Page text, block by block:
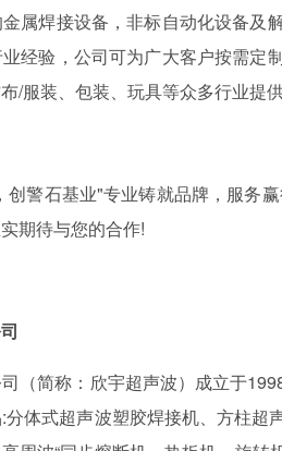
属焊接设备，非标自动化设备及
经验，公司可为广大客户按需定
/服装、包装、玩具等众多行业提
创警石基业"专业铸就品牌，服务
期待与您的合作!
（简称：欣宇超声波）成立于
体式超声波塑胶焊接机、方柱